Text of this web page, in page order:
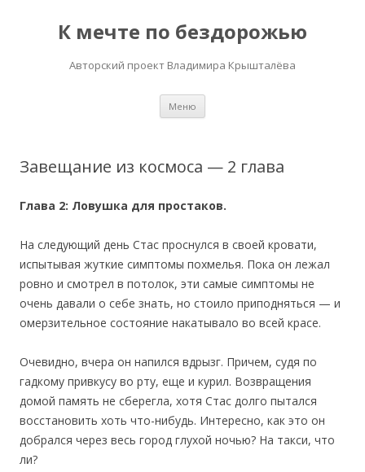
К мечте по бездорожью
Авторский проект Владимира Крышталёва
Меню
Завещание из космоса — 2 глава
Глава 2: Ловушка для простаков.
На следующий день Стас проснулся в своей кровати,
испытывая жуткие симптомы похмелья. Пока он лежал
ровно и смотрел в потолок, эти самые симптомы не
очень давали о себе знать, но стоило приподняться — и
омерзительное состояние накатывало во всей красе.
Очевидно, вчера он напился вдрызг. Причем, судя по
гадкому привкусу во рту, еще и курил. Возвращения
домой память не сберегла, хотя Стас долго пытался
восстановить хоть что-нибудь. Интересно, как это он
добрался через весь город глухой ночью? На такси, что
ли?